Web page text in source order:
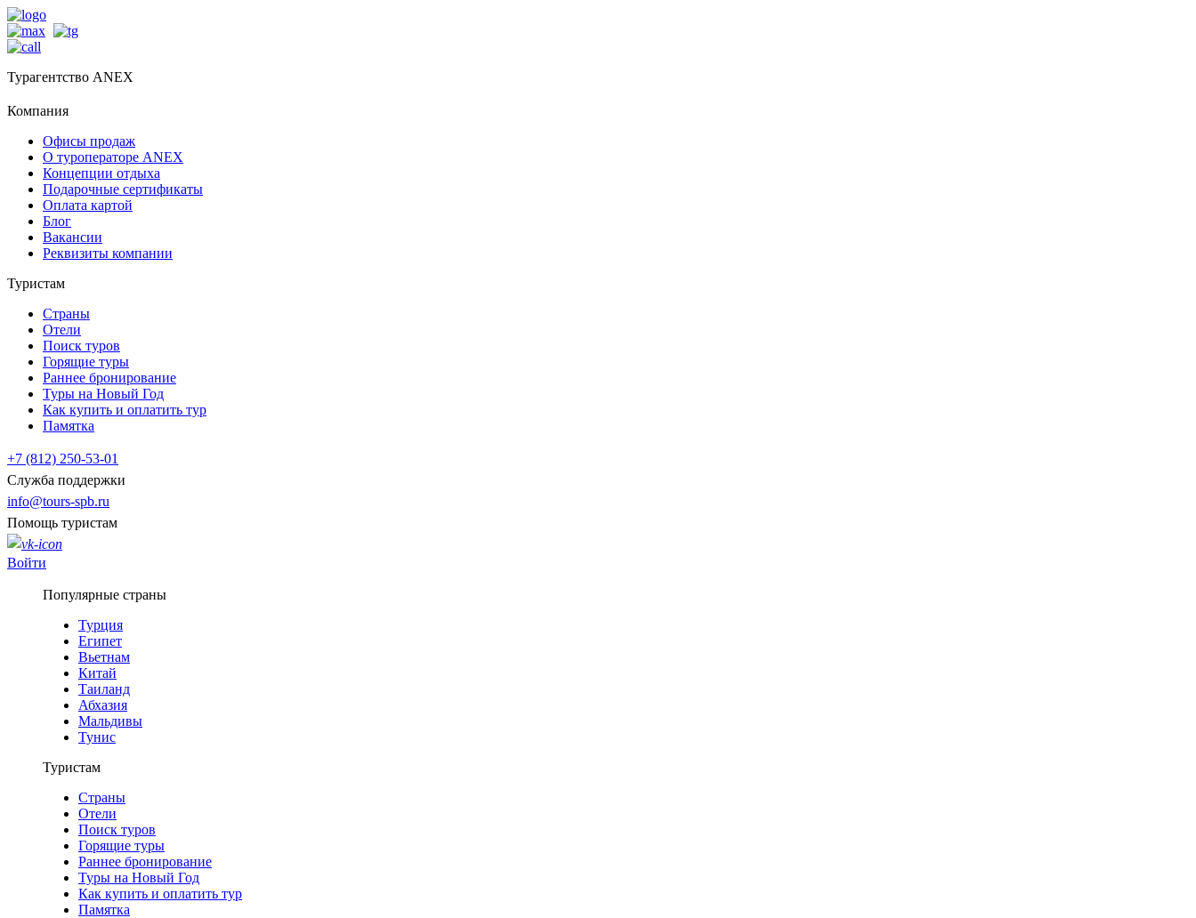
Турагентство ANEX
Компания
Офисы продаж
О туроператоре ANEX
Концепции отдыха
Подарочные сертификаты
Оплата картой
Блог
Вакансии
Реквизиты компании
Туристам
Страны
Отели
Поиск туров
Горящие туры
Раннее бронирование
Туры на Новый Год
Как купить и оплатить тур
Памятка
+7 (812) 250-53-01
Служба поддержки
info@tours-spb.ru
Помощь туристам
Войти
Популярные страны
Турция
Египет
Вьетнам
Китай
Таиланд
Абхазия
Мальдивы
Тунис
Туристам
Страны
Отели
Поиск туров
Горящие туры
Раннее бронирование
Туры на Новый Год
Как купить и оплатить тур
Памятка